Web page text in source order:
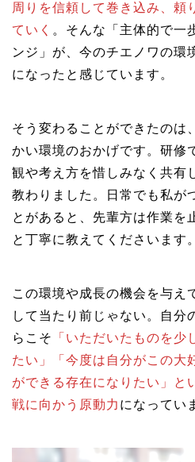
周りを信頼して巻き込み、頼
ていく 。そんな「主体的で一
ンジ」が、今のチエノワの環
になったと感じています。
そう変わることができたのは
かい環境のおかげです。研修
観や考え方を惜しみなく共有
教わりました。日常でも私が
とがあると、先輩方は作業を
と丁寧に教えてくださいます。
この環境や成長の機会を与え
して当たり前じゃない。自分
らこそ
「いただいたものを少
たい」「今度は自分がこの大
ができる存在になりたい」と
戦に向かう原動力 になってい